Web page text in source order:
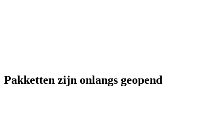
Pakketten zijn onlangs geopend